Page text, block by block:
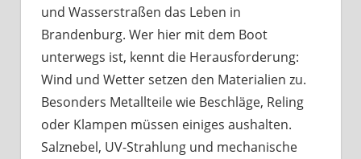
tun?
und Wasserstraßen das Leben in
Brandenburg. Wer hier mit dem Boot
unterwegs ist, kennt die Herausforderung:
Wind und Wetter setzen den Materialien zu.
Besonders Metallteile wie Beschläge, Reling
oder Klampen müssen einiges aushalten.
Salznebel, UV-Strahlung und mechanische